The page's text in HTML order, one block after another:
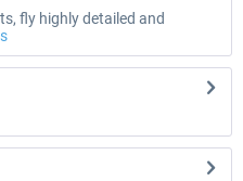
fly highly detailed and